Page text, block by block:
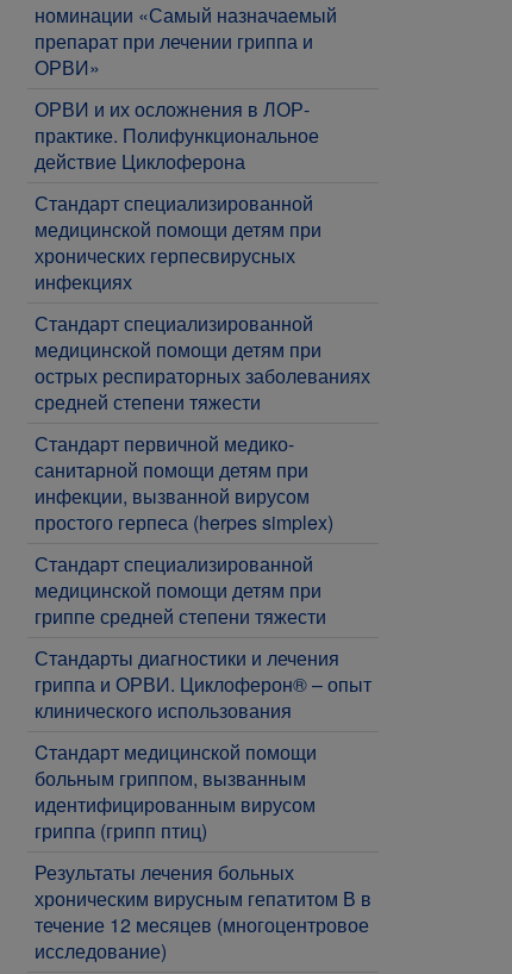
номинации «Самый назначаемый
препарат при лечении гриппа и
ОРВИ»
ОРВИ и их осложнения в ЛОР-
практике. Полифункциональное
действие Циклоферона
Стандарт специализированной
медицинской помощи детям при
хронических герпесвирусных
инфекциях
Стандарт специализированной
медицинской помощи детям при
острых респираторных заболеваниях
средней степени тяжести
Стандарт первичной медико-
санитарной помощи детям при
инфекции, вызванной вирусом
простого герпеса (herpes simplex)
Стандарт специализированной
медицинской помощи детям при
гриппе средней степени тяжести
Стандарты диагностики и лечения
гриппа и ОРВИ. Циклоферон® – опыт
клинического использования
Cтандарт медицинской помощи
больным гриппом, вызванным
идентифицированным вирусом
гриппа (грипп птиц)
Результаты лечения больных
хроническим вирусным гепатитом В в
течение 12 месяцев (многоцентровое
исследование)